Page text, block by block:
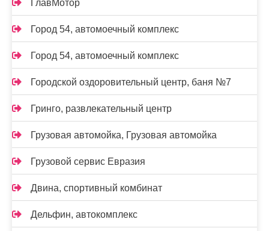
ГлавМотор
Город 54, автомоечный комплекс
Город 54, автомоечный комплекс
Городской оздоровительный центр, баня №7
Гринго, развлекательный центр
Грузовая автомойка, Грузовая автомойка
Грузовой сервис Евразия
Двина, спортивный комбинат
Дельфин, автокомплекс